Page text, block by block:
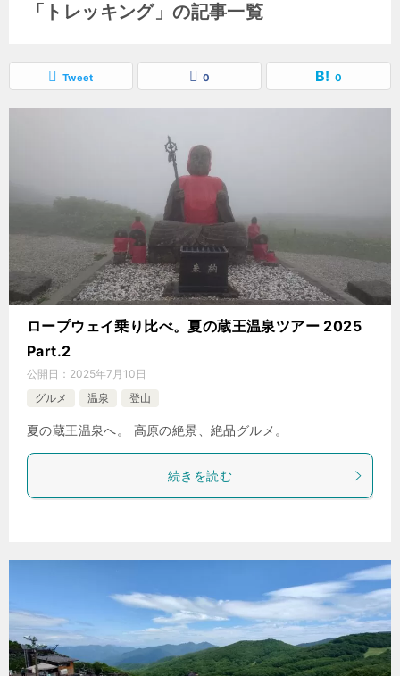
「トレッキング」の記事一覧
Tweet 0 0
ロープウェイ乗り比べ。夏の蔵王温泉ツアー 2025
Part.2
公開日： 2025年7月10日
グルメ
温泉 登山
夏の蔵王温泉へ。 高原の絶景、絶品グルメ。
続きを読む